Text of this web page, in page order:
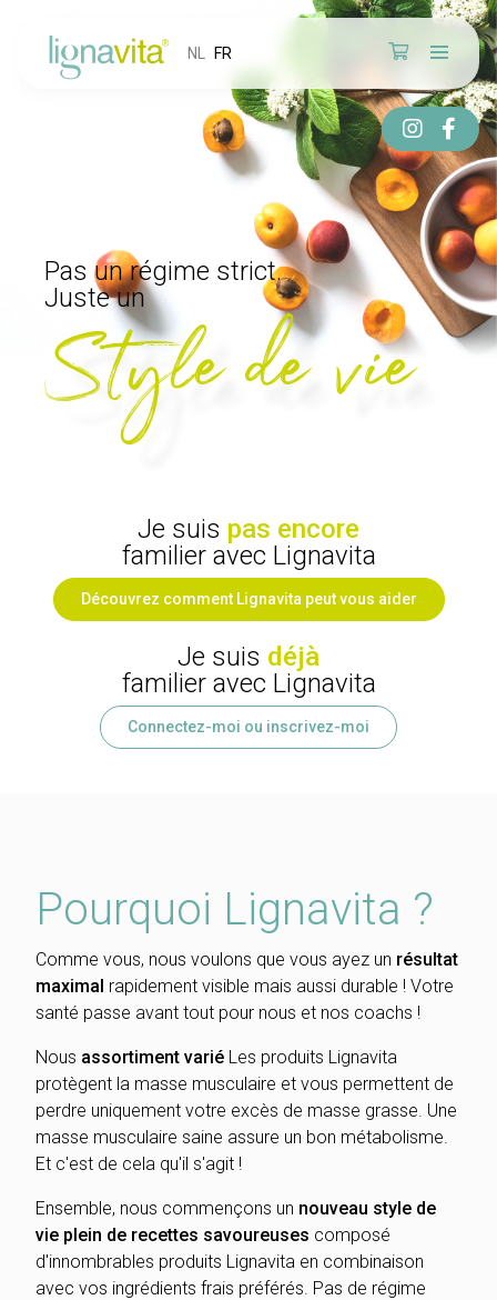
NL FR
Pas un régime strict.
Juste un
Style de vie
Je suis pas encore
familier avec Lignavita
Découvrez comment Lignavita peut vous aider
Je suis déjà
familier avec Lignavita
Connectez-moi ou inscrivez-moi
Pourquoi Lignavita ?
Comme vous, nous voulons que vous ayez un résultat
maximal rapidement visible mais aussi durable ! Votre
santé passe avant tout pour nous et nos coachs !
Nous assortiment varié Les produits Lignavita
protègent la masse musculaire et vous permettent de
perdre uniquement votre excès de masse grasse. Une
masse musculaire saine assure un bon métabolisme.
Et c'est de cela qu'il s'agit !
Ensemble, nous commençons un nouveau style de
vie plein de recettes savoureuses composé
d'innombrables produits Lignavita en combinaison
avec vos ingrédients frais préférés. Pas de régime